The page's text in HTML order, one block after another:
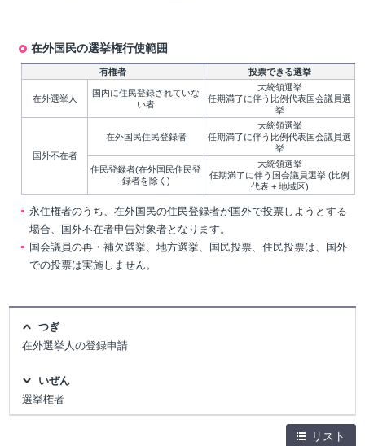
在外国民の選挙権行使範囲
有権者 投票できる選挙
在外選挙人
国内に住民登録されていな
い者
大統領選挙
任期満了に伴う比例代表国会議員選
挙
国外不在者
在外国民住民登録者
大統領選挙
任期満了に伴う比例代表国会議員選
挙
住民登録者(在外国民住民登
録者を除く)
大統領選挙
任期満了に伴う国会議員選挙 (比例
代表 + 地域区)
永住権者のうち、在外国民の住民登録者が国外で投票しようとする
場合、国外不在者申告対象者となります。
国会議員の再・補欠選挙、地方選挙、国民投票、住民投票は、国外
での投票は実施しません。
つぎ
在外選挙人の登録申請
いぜん
選挙権者
リスト